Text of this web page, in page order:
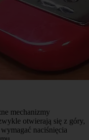
mechanizmy
otwierają się z góry,
naciśnięcia